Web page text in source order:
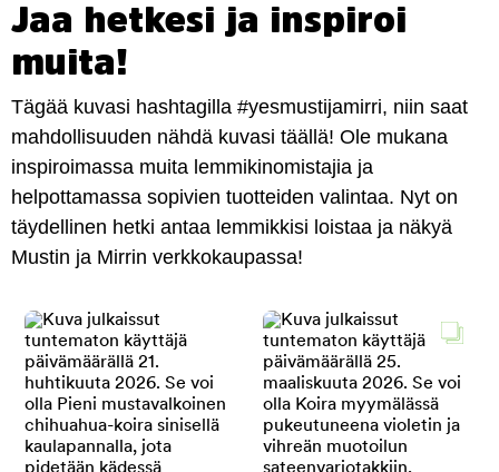
Jaa hetkesi ja inspiroi
muita!
Tägää kuvasi hashtagilla #yesmustijamirri, niin saat
mahdollisuuden nähdä kuvasi täällä! Ole mukana
inspiroimassa muita lemmikinomistajia ja
helpottamassa sopivien tuotteiden valintaa. Nyt on
täydellinen hetki antaa lemmikkisi loistaa ja näkyä
Mustin ja Mirrin verkkokaupassa!